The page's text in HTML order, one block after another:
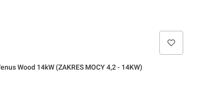
Wood 14kW (ZAKRES MOCY 4,2 - 14KW)